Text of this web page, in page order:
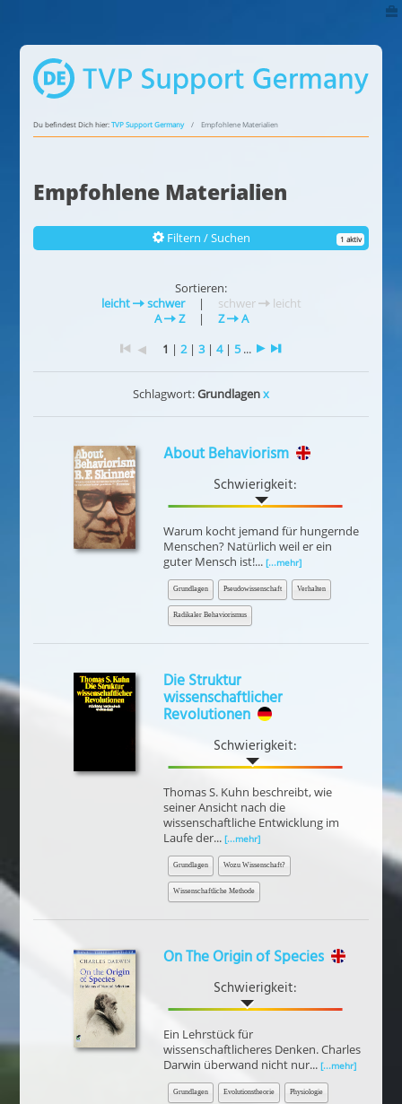
Du befindest Dich hier:TVP Support Germany Empfohlene Materialien
Empfohlene Materialien
Filtern / Suchen 1 aktiv
Sortieren:
leicht
schwer | schwer
leicht
A
Z | Z
A
1 | 2| 3| 4| 5...
Schlagwort:Grundlagenx
About Behaviorism
Schwierigkeit:
Warum kocht jemand für hungernde
Menschen? Natürlich weil er ein
guter Mensch ist!... [...mehr]
Grundlagen Pseudowissenschaft Verhalten
Radikaler Behaviorismus
Die Struktur
wissenschaftlicher
Revolutionen
Schwierigkeit:
Thomas S. Kuhn beschreibt, wie
seiner Ansicht nach die
wissenschaftliche Entwicklung im
Laufe der... [...mehr]
Grundlagen Wozu Wissenschaft?
Wissenschaftliche Methode
On The Origin of Species
Schwierigkeit:
Ein Lehrstück für
wissenschaftlicheres Denken. Charles
Darwin überwand nicht nur... [...mehr]
Grundlagen Evolutionstheorie Physiologie